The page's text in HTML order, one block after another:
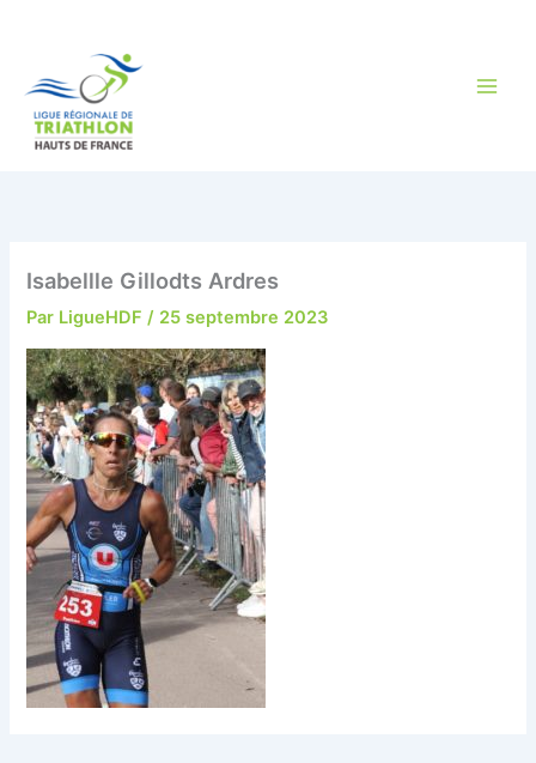
Isabellle Gillodts Ardres
Par LigueHDF/ 25 septembre 2023